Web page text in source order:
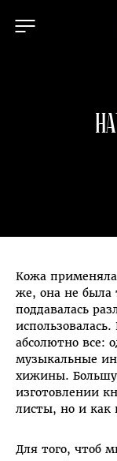
Кожа
же, она не была
поддавалась
абсолютно все:
музыкальные
хижины.
изготовлении
листы, но и как
Для того, чтоб